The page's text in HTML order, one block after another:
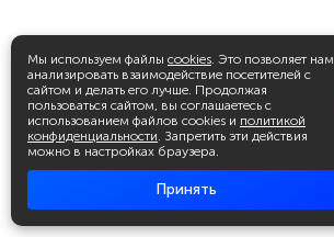
Мы используем файлы cookies. Это позволяет нам
анализировать взаимодействие посетителей с
сайтом и делать его лучше. Продолжая
пользоваться сайтом, вы соглашаетесь с
использованием файлов cookies и политикой
конфиденциальности. Запретить эти действия
можно в настройках браузера.
Принять